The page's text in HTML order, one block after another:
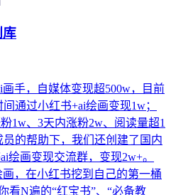
库
手，自媒体变现超500w，目前
通过小红书+ai绘画变现1w；
1w、3天内涨粉2w、阅读量超1
的帮助下，我们还创建了国内
绘画变现交流群，变现2w+。
，在小红书挖到自己的第一桶
看N遍的“红宝书”、“必备教